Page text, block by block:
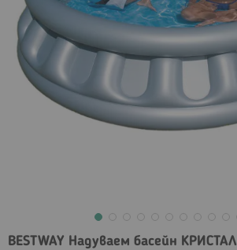
BESTWAY Надуваем басейн КРИСТАЛ